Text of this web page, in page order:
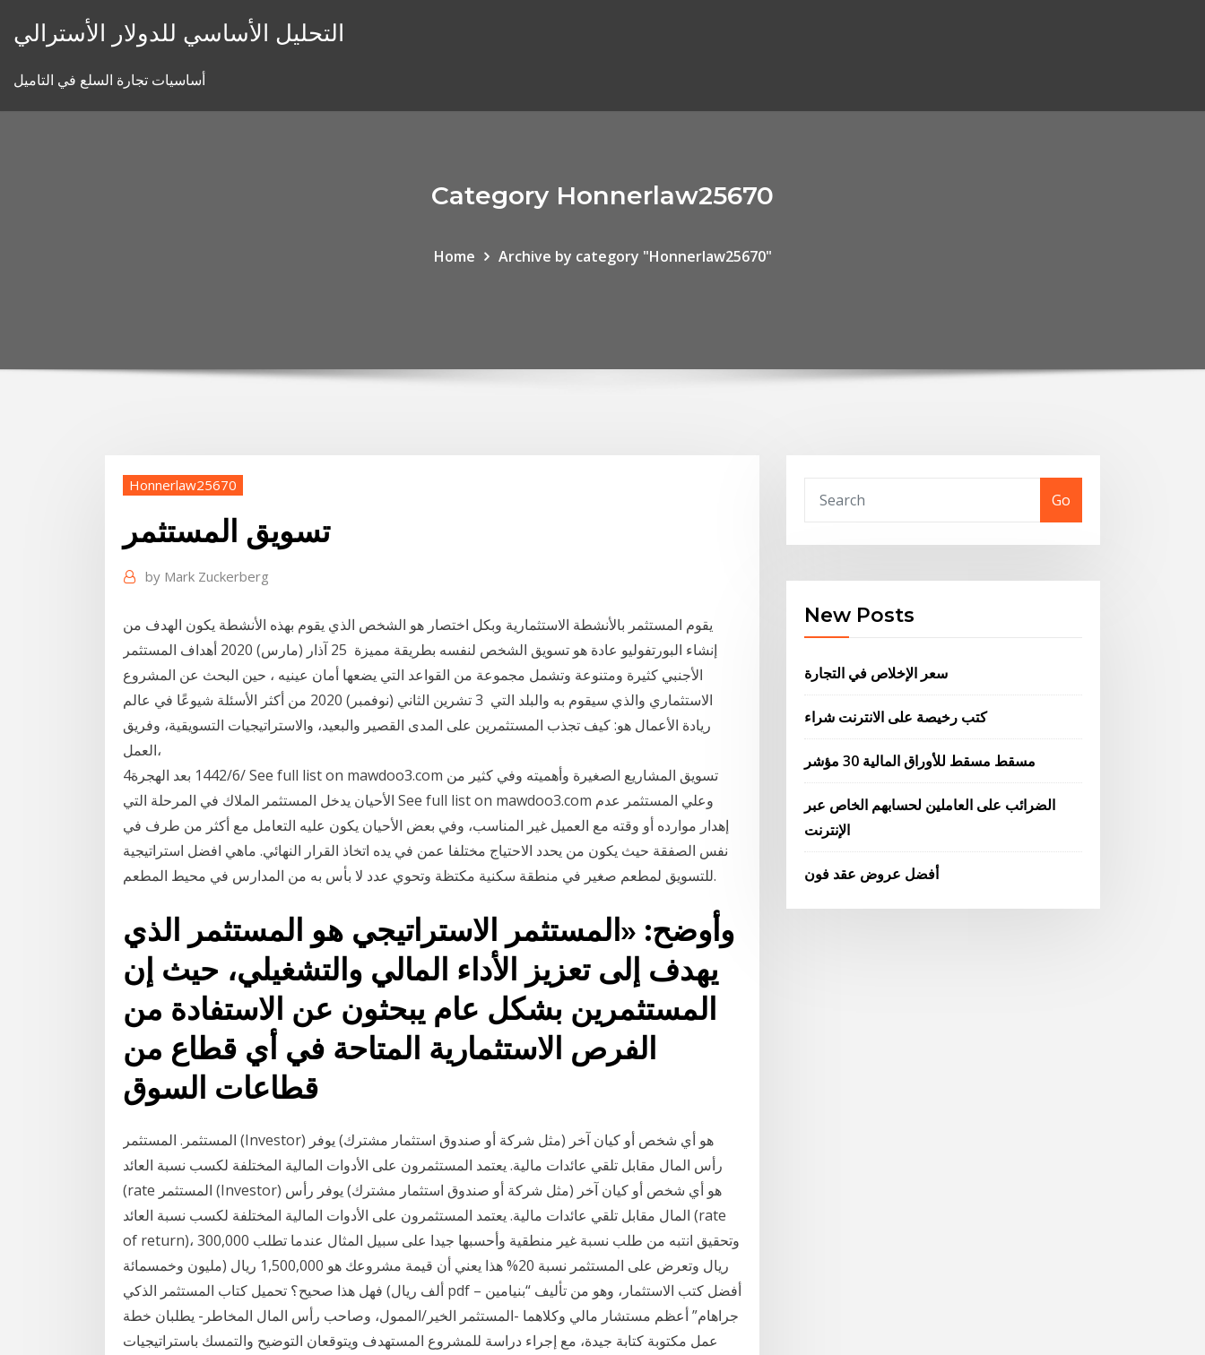
التحليل الأساسي للدولار الأسترالي
أساسيات تجارة السلع في التاميل
Category Honnerlaw25670
Home Archive by category "Honnerlaw25670"
Honnerlaw25670
تسويق المستثمر
by Mark Zuckerberg
يقوم المستثمر بالأنشطة الاستثمارية وبكل اختصار هو الشخص الذي يقوم بهذه الأنشطة يكون الهدف من
إنشاء البورتفوليو عادة هو تسويق الشخص لنفسه بطريقة مميزة 25 آذار (مارس) 2020 أهداف المستثمر
الأجنبي كثيرة ومتنوعة وتشمل مجموعة من القواعد التي يضعها أمان عينيه ، حين البحث عن المشروع
الاستثماري والذي سيقوم به والبلد التي 3 تشرين الثاني (نوفمبر) 2020 من أكثر الأسئلة شيوعًا في عالم
ريادة الأعمال هو: كيف تجذب المستثمرين على المدى القصير والبعيد، والاستراتيجيات التسويقية، وفريق
العمل،
4‏‏/6‏‏/1442 بعد الهجرة See full list on mawdoo3.com تسويق المشاريع الصغيرة وأهميته وفي كثير من
الأحيان يدخل المستثمر الملاك في المرحلة التي See full list on mawdoo3.com وعلي المستثمر عدم
إهدار موارده أو وقته مع العميل غير المناسب، وفي بعض الأحيان يكون عليه التعامل مع أكثر من طرف في
نفس الصفقة حيث يكون من يحدد الاحتياج مختلفا عمن في يده اتخاذ القرار النهائي. ماهي افضل استراتيجية
للتسويق لمطعم صغير في منطقة سكنية مكتظة وتحوي عدد لا بأس به من المدارس في محيط المطعم.
وأوضح: «المستثمر الاستراتيجي هو المستثمر الذي
يهدف إلى تعزيز الأداء المالي والتشغيلي، حيث إن
المستثمرين بشكل عام يبحثون عن الاستفادة من
الفرص الاستثمارية المتاحة في أي قطاع من
قطاعات السوق
المستثمر. المستثمر (Investor) هو أي شخص أو كيان آخر (مثل شركة أو صندوق استثمار مشترك) يوفر
رأس المال مقابل تلقي عائدات مالية. يعتمد المستثمرون على الأدوات المالية المختلفة لكسب نسبة العائد
(rate المستثمر (Investor) هو أي شخص أو كيان آخر (مثل شركة أو صندوق استثمار مشترك) يوفر رأس
المال مقابل تلقي عائدات مالية. يعتمد المستثمرون على الأدوات المالية المختلفة لكسب نسبة العائد (rate
of return)، وتحقيق انتبه من طلب نسبة غير منطقية وأحسبها جيدا على سبيل المثال عندما تطلب 300,000
ريال وتعرض على المستثمر نسبة 20% هذا يعني أن قيمة مشروعك هو 1,500,000 ريال (مليون وخمسمائة
ألف ريال) فهل هذا صحيح؟ تحميل كتاب المستثمر الذكي pdf – أفضل كتب الاستثمار، وهو من تأليف “بنيامين
جراهام” أعظم مستشار مالي وكلاهما -المستثمر الخير/الممول، وصاحب رأس المال المخاطر- يطلبان خطة
عمل مكتوبة كتابة جيدة، مع إجراء دراسة للمشروع المستهدف ويتوقعان التوضيح والتمسك باستراتيجيات
Go
New Posts
سعر الإخلاص في التجارة
كتب رخيصة على الانترنت شراء
مسقط مسقط للأوراق المالية 30 مؤشر
الضرائب على العاملين لحسابهم الخاص عبر
الإنترنت
أفضل عروض عقد فون